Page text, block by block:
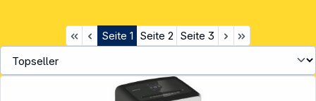
Seite 1 Seite 2 Seite 3